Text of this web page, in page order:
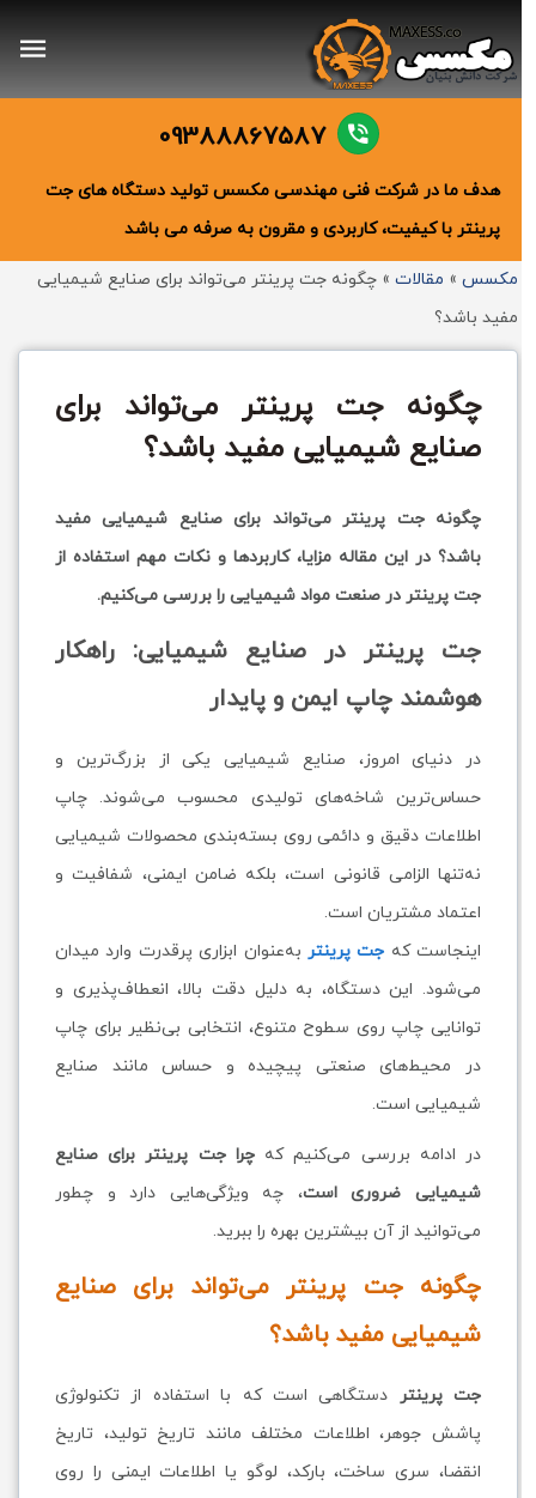
09388867587
هدف ما در شرکت فنی مهندسی مکسس تولید دستگاه های جت
پرینتر با کیفیت، کاربردی و مقرون به صرفه می باشد
مکسس» مقالات» چگونه جت پرینتر می‌تواند برای صنایع شیمیایی
مفید باشد؟
چگونه جت پرینتر می‌تواند برای
صنایع شیمیایی مفید باشد؟
چگونه جت پرینتر می‌تواند برای صنایع شیمیایی مفید
باشد؟ در این مقاله مزایا، کاربردها و نکات مهم استفاده از
جت پرینتر در صنعت مواد شیمیایی را بررسی می‌کنیم.
جت پرینتر در صنایع شیمیایی: راهکار
هوشمند چاپ ایمن و پایدار
در دنیای امروز، صنایع شیمیایی یکی از بزرگ‌ترین و
حساس‌ترین شاخه‌های تولیدی محسوب می‌شوند. چاپ
اطلاعات دقیق و دائمی روی بسته‌بندی محصولات شیمیایی
نه‌تنها الزامی قانونی است، بلکه ضامن ایمنی، شفافیت و
اعتماد مشتریان است.
اینجاست کهجت پرینتربه‌عنوان ابزاری پرقدرت وارد میدان
می‌شود. این دستگاه، به دلیل دقت بالا، انعطاف‌پذیری و
توانایی چاپ روی سطوح متنوع، انتخابی بی‌نظیر برای چاپ
در محیط‌های صنعتی پیچیده و حساس مانند صنایع
شیمیایی است.
در ادامه بررسی می‌کنیم کهچرا جت پرینتر برای صنایع
شیمیایی ضروری است، چه ویژگی‌هایی دارد و چطور
می‌توانید از آن بیشترین بهره را ببرید.
چگونه جت پرینتر می‌تواند برای صنایع
شیمیایی مفید باشد؟
جت پرینتردستگاهی است که با استفاده از تکنولوژی
پاشش جوهر، اطلاعات مختلف مانند تاریخ تولید، تاریخ
انقضا، سری ساخت، بارکد، لوگو یا اطلاعات ایمنی را روی